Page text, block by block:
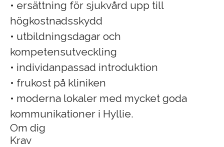
• ersättning för sjukvård upp till
högkostnadsskydd
• utbildningsdagar och
kompetensutveckling
• individanpassad introduktion
• frukost på kliniken
• moderna lokaler med mycket goda
kommunikationer i Hyllie.
Om dig
Krav